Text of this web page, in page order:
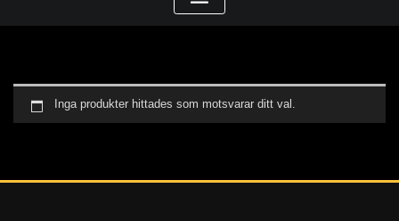
Inga produkter hittades som motsvarar ditt val.